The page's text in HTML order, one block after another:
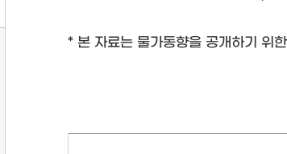
* 본 자료는 물가동향을 공개하기 위